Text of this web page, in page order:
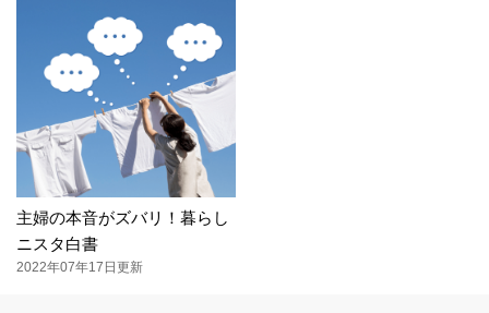
主婦の本音がズバリ！暮らし
ニスタ白書
2022年07年17日更新